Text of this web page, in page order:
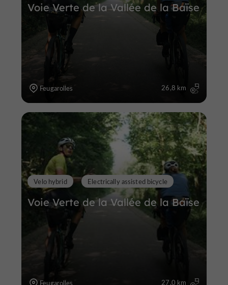
Voie Verte de la Vallée de la Baïse
Feugarolles 26,8 km
Voie Verte de la Vallée de la Baïse
Velo hybrid Electrically assisted bicycle
Feugarolles 27,0 km